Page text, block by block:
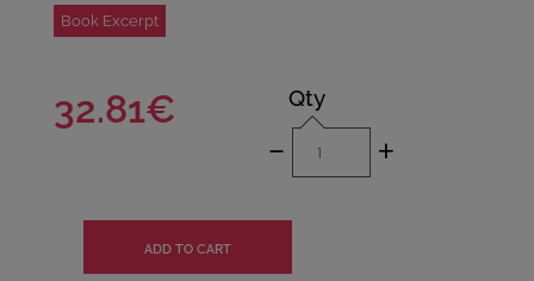
Book Excerpt
32.81€ Qty
- +